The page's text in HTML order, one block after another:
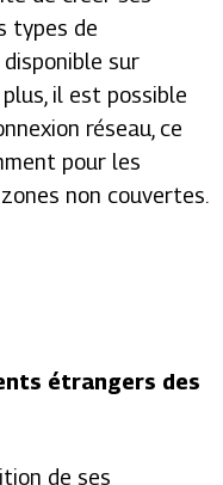
types de
sur
il est possible
réseau, ce
pour les
non couvertes.
étrangers des
de ses